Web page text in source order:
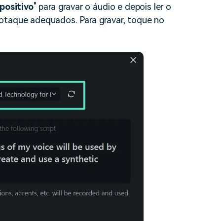
" para gravar o áudio e depois ler o
adequados. Para gravar, toque no